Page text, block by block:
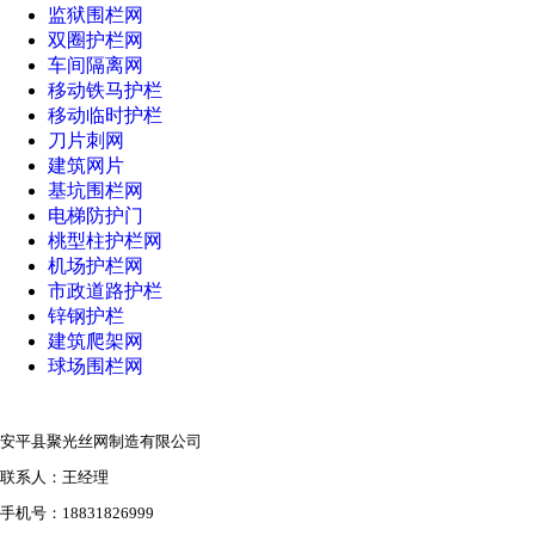
监狱围栏网
双圈护栏网
车间隔离网
移动铁马护栏
移动临时护栏
刀片刺网
建筑网片
基坑围栏网
电梯防护门
桃型柱护栏网
机场护栏网
市政道路护栏
锌钢护栏
建筑爬架网
球场围栏网
安平县聚光丝网制造有限公司
联系人：王经理
手机号：18831826999